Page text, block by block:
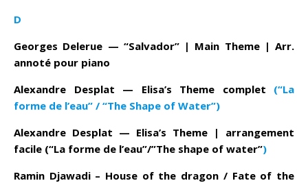
D
Georges Delerue — “Salvador” | Main Theme | Arr.
annoté pour piano
Alexandre Desplat — Elisa’s Theme complet (“La
forme de l’eau” / “The Shape of Water”)
Alexandre Desplat — Elisa’s Theme | arrangement
facile (“La forme de l’eau”/”The shape of water”)
Ramin Djawadi – House of the dragon / Fate of the